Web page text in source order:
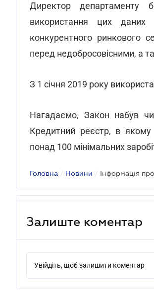
Директор департаменту
використання цих даних
конкурентного ринкового
перед недобросовісними, а
З 1 січня 2019 року
Нагадаємо, Закон набув
Кредитний реєстр, в якому
понад 100 мінімальних
Головна / Новини / Інформація
Залиште коментар
Увійдіть, щоб залишити коментар